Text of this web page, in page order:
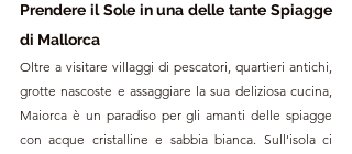
Prendere il Sole in una delle tante Spiagge
di Mallorca
Oltre a visitare villaggi di pescatori, quartieri antichi,
grotte nascoste e assaggiare la sua deliziosa cucina,
Maiorca è un paradiso per gli amanti delle spiagge
con acque cristalline e sabbia bianca. Sull'isola ci